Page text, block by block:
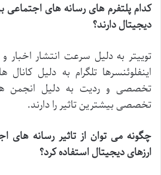
کدام پلتفرم های رسانه های اجتماعی
دیجیتالدارند؟
توییتر به دلیل سرعت انتشار اخبار و
اینفلوئنسرها تلگرام به دلیل کانال
تخصصی و ردیت به دلیل انجمن
تخصصی بیشترینتاثیر رادارند.
چگونه می توان از تاثیر رسانه های
ارزهایدیجیتالاستفادهکرد؟